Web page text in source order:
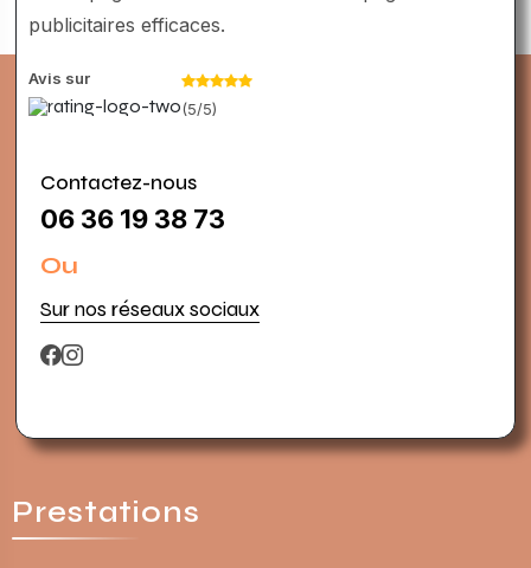
publicitaires efficaces.
Avis sur
(5/5)
Contactez-nous
06 36 19 38 73
Ou
Sur nos réseaux sociaux
Prestations